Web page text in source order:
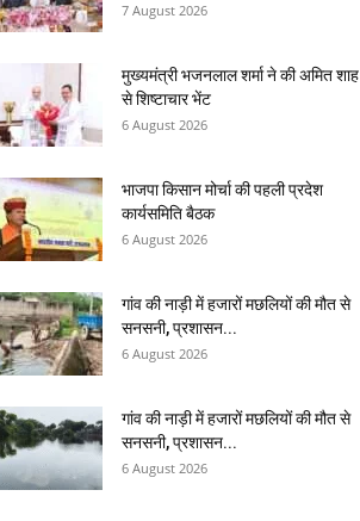
7 August 2026
मुख्यमंत्री भजनलाल शर्मा ने की अमित शाह
से शिष्टाचार भेंट
6 August 2026
भाजपा किसान मोर्चा की पहली प्रदेश
कार्यसमिति बैठक
6 August 2026
गांव की नाड़ी में हजारों मछलियों की मौत से
सनसनी, प्रशासन...
6 August 2026
गांव की नाड़ी में हजारों मछलियों की मौत से
सनसनी, प्रशासन...
6 August 2026